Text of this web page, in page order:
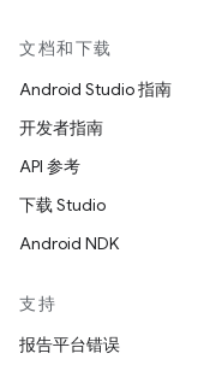
文档和下载
Android Studio 指南
开发者指南
API 参考
下载 Studio
Android NDK
支持
报告平台错误